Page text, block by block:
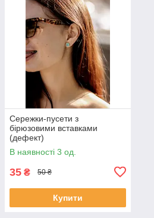
Сережки-пусети з
бірюзовими вставками
(дефект)
В наявності 3 од.
35 ₴ 50 ₴
Купити